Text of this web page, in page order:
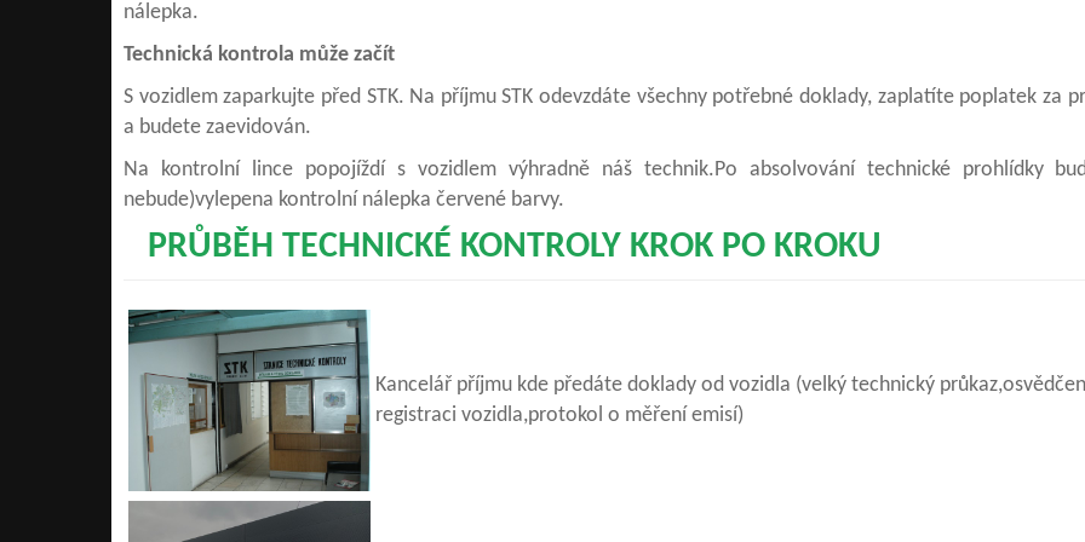
nálepka.
Technická kontrola může začít
S vozidlem zaparkujte před STK. Na příjmu STK odevzdáte všechny potřebné doklady, zaplatíte poplatek za
a budete zaevidován.
Na kontrolní lince popojíždí s vozidlem výhradně náš technik.Po absolvování technické prohlídky
nebude)vylepena kontrolní nálepka červené barvy.
PRŮBĚH TECHNICKÉ KONTROLY KROK PO KROKU
Kancelář příjmu kde předáte doklady od vozidla (velký technický
registraci vozidla,protokol o měření emisí)